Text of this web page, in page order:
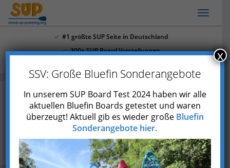
Skip
content
#1 größte SUP Seite in Deutschland
300+ SUP Board Vorstellungen
Die 17 schönsten Seen in Bayern
SSV: Große Bluefin Sonderangebote
In unserem SUP Board Test 2024 haben wir alle
aktuellen Bluefin Boards getestet und waren
überzeugt! Aktuell gib es wieder große Bluefin
Sonderangebote hier.
x